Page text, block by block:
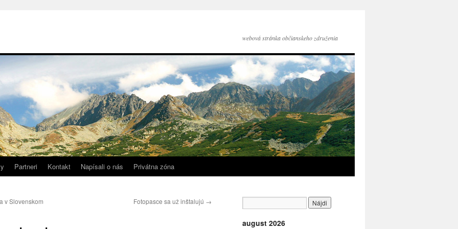
webová stránka občianskeho združenia
Partneri Kontakt Napísali o nás Privátna zóna
v Slovenskom
Fotopasce sa už inštalujú →
august 2026